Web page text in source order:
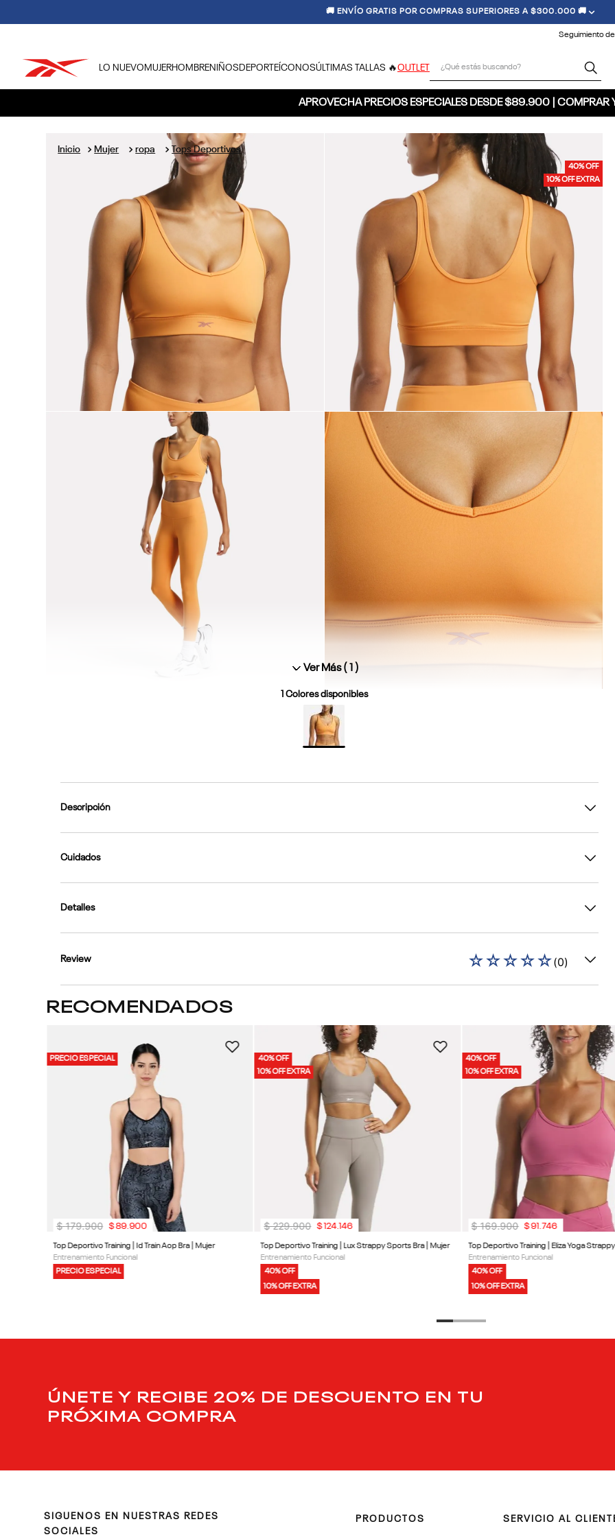
🚚 ENVÍO GRATIS POR COMPRAS SUPERIORES A $300.000 🚚
Seguimiento
LO NUEVO MUJERHOMBRENIÑOSDEPORTE ÍCONOSÚLTIMAS TALLAS 🔥OUTLET
APROVECHA PRECIOS ESPECIALES DESDE $89.900 | COMPRAR
40% OFF
10% OFF EXTRA
Mujer ropa Tops Deportivos
Ver Más ( 1)
Colores disponibles
Descripción
Cuidados
Detalles
Review ☆☆☆☆☆(0)
RECOMENDADOS
PRECIO ESPECIAL
Top Deportivo Training | Id Train Aop Bra | Mujer
Entrenamiento Funcional
PRECIO ESPECIAL
$ 179.900 $89.900
40% OFF
10% OFF EXTRA
Top Deportivo Training | Lux Strappy Sports Bra | Mujer
Entrenamiento Funcional
40% OFF
10% OFF EXTRA
$ 229.900 $124.146
40% OFF
10% OFF EXTRA
Top Deportivo Training | Eliza Yoga
Entrenamiento Funcional
40% OFF
10% OFF EXTRA
$ 169.900 $91.746
ÚNETE Y RECIBE 20% DE DESCUENTO EN TU
PRÓXIMA COMPRA
SIGUENOS EN NUESTRAS REDES
SOCIALES
PRODUCTOS SERVICIO AL
1.
tenis hombre
tenis mujer
tenis reebok classics
4.
américa
5.
once caldas
.
américa cali
reebok classics
10. club c